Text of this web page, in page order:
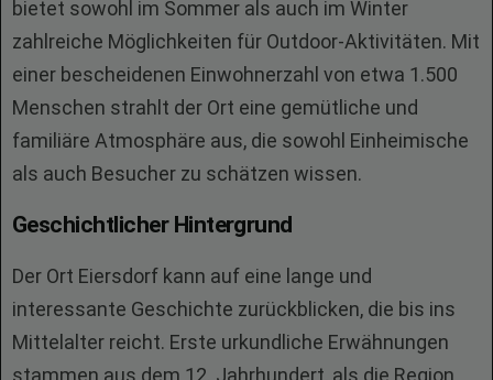
bietet sowohl im Sommer als auch im Winter
zahlreiche Möglichkeiten für Outdoor-Aktivitäten. Mit
einer bescheidenen Einwohnerzahl von etwa 1.500
Menschen strahlt der Ort eine gemütliche und
familiäre Atmosphäre aus, die sowohl Einheimische
als auch Besucher zu schätzen wissen.
Geschichtlicher Hintergrund
Der Ort Eiersdorf kann auf eine lange und
interessante Geschichte zurückblicken, die bis ins
Mittelalter reicht. Erste urkundliche Erwähnungen
stammen aus dem 12. Jahrhundert, als die Region